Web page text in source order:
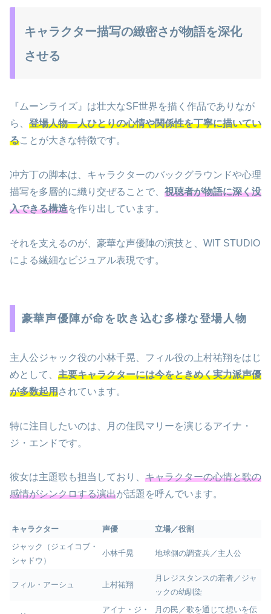
キャラクター描写の緻密さが物語を深化
させる
『ムーンライズ』は壮大なSF世界を描く作品でありなが
ら、 登場人物一人ひとりの心情や関係性を丁寧に描いてい
ることが大きな特徴です。
冲方丁の脚本は、キャラクターのバックグラウンドや心理
描写を多層的に織り交ぜることで、 視聴者が物語に深く没
入できる構造を作り出しています。
それを支えるのが、豪華な声優陣の演技と、WIT STUDIO
による繊細なビジュアル表現です。
豪華声優陣が命を吹き込む多様な登場人物
主人公ジャック役の小林千晃、フィル役の上村祐翔をはじ
めとして、 主要キャラクターには今をときめく実力派声優
が多数起用されています。
特に注目したいのは、月の住民マリーを演じるアイナ・
ジ・エンドです。
彼女は主題歌も担当しており、 キャラクターの心情と歌の
感情がシンクロする演出が話題を呼んでいます。
キャラクター 声優
立場／役割
ジャック（ジェイコブ・
シャドウ）
小林千晃 地球側の調査兵／主人公
フィル・アーシュ 上村祐翔
月レジスタンスの若者／ジャ
ックの幼馴染
アイナ・ジ・
月の民／歌を通じて想いを伝